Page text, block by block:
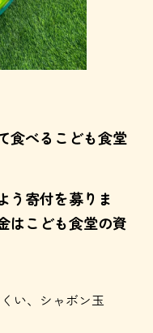
食べるこども食堂
う寄付を募りま
はこども食堂の資
い、シャボン玉